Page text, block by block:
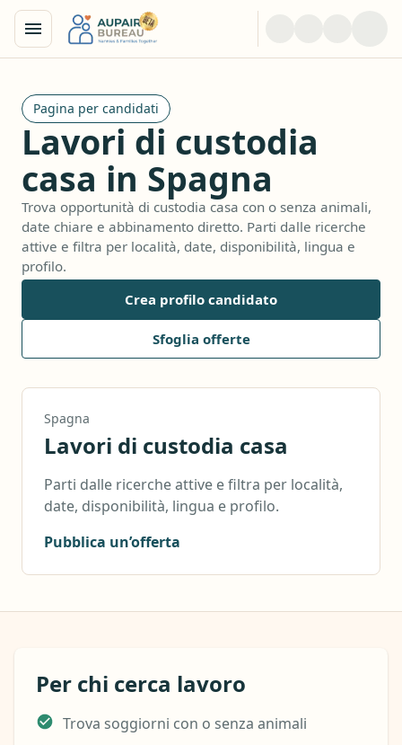
Pagina per candidati
Lavori di custodia
casa in Spagna
Trova opportunità di custodia casa con o senza animali,
date chiare e abbinamento diretto. Parti dalle ricerche
attive e filtra per località, date, disponibilità, lingua e
profilo.
Crea profilo candidato
Sfoglia offerte
Spagna
Lavori di custodia casa
Parti dalle ricerche attive e filtra per località,
date, disponibilità, lingua e profilo.
Pubblica un’offerta
Per chi cerca lavoro
Trova soggiorni con o senza animali